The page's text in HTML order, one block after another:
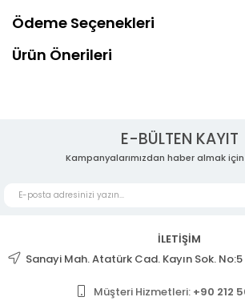
Ödeme Seçenekleri
Ürün Önerileri
E-BÜLTEN KAYIT
Kampanyalarımızdan haber almak için
İLETİŞİM
Sanayi Mah. Atatürk Cad. Kayın Sok.
Müşteri Hizmetleri: +90 212